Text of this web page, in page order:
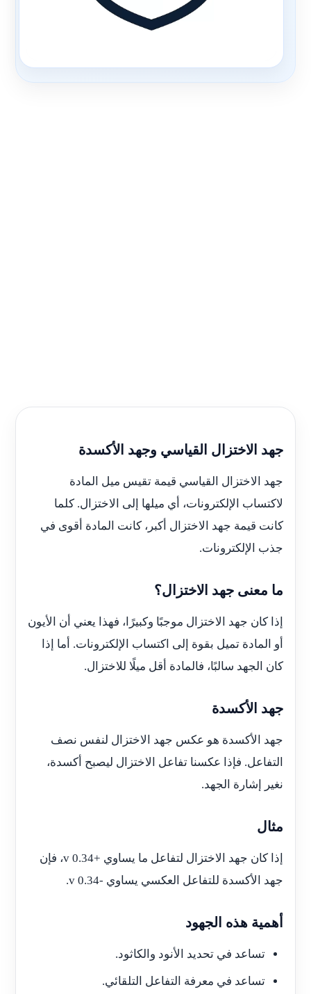
جهد الاختزال القياسي وجهد الأكسدة
جهد الاختزال القياسي قيمة تقيس ميل المادة
لاكتساب الإلكترونات، أي ميلها إلى الاختزال. كلما
كانت قيمة جهد الاختزال أكبر، كانت المادة أقوى في
جذب الإلكترونات.
ما معنى جهد الاختزال؟
إذا كان جهد الاختزال موجبًا وكبيرًا، فهذا يعني أن الأيون
أو المادة تميل بقوة إلى اكتساب الإلكترونات. أما إذا
كان الجهد سالبًا، فالمادة أقل ميلًا للاختزال.
جهد الأكسدة
جهد الأكسدة هو عكس جهد الاختزال لنفس نصف
التفاعل. فإذا عكسنا تفاعل الاختزال ليصبح أكسدة،
نغير إشارة الجهد.
مثال
إذا كان جهد الاختزال لتفاعل ما يساوي +0.34 v، فإن
جهد الأكسدة للتفاعل العكسي يساوي -0.34 v.
أهمية هذه الجهود
تساعد في تحديد الأنود والكاثود.
تساعد في معرفة التفاعل التلقائي.